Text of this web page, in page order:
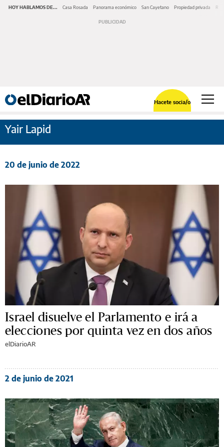
HOY HABLAMOS DE... Casa Rosada Panorama económico San Cayetano Propiedad privada
Hacete socia/o
Yair Lapid
20 de junio de 2022
Israel disuelve el Parlamento e irá a
elecciones por quinta vez en dos años
elDiarioAR
2 de junio de 2021